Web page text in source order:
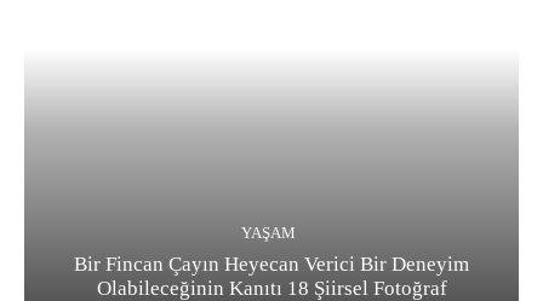
YAŞAM
Bir Fincan Çayın Heyecan Verici Bir Deneyim
Olabileceğinin Kanıtı 18 Şiirsel Fotoğraf